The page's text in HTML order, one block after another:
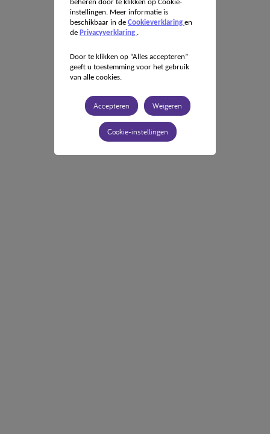
beheren door te klikken op Cookie-
instellingen. Meer informatie is
beschikbaar in de Cookieverklaring en
de Privacyverklaring .
Door te klikken op “Alles accepteren”
geeft u toestemming voor het gebruik
van alle cookies.
Accepteren Weigeren
Cookie-instellingen